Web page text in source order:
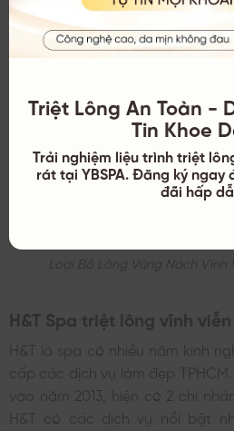
Loại Bỏ Lông Vùng Nách Vĩnh
H&T Spa triệt lông vĩnh viễn
H&T là spa có nhiều năm kinh
cấp các dịch vụ làm đẹp
vào năm 2013, hiện có 2 chi
H&T có các dịch vụ nổi bật
Triệt Lông An Toàn -
Tin Khoe
Trải nghiệm liệu trình triệt
rát tại YBSPA. Đăng ký ngay
đãi hấp